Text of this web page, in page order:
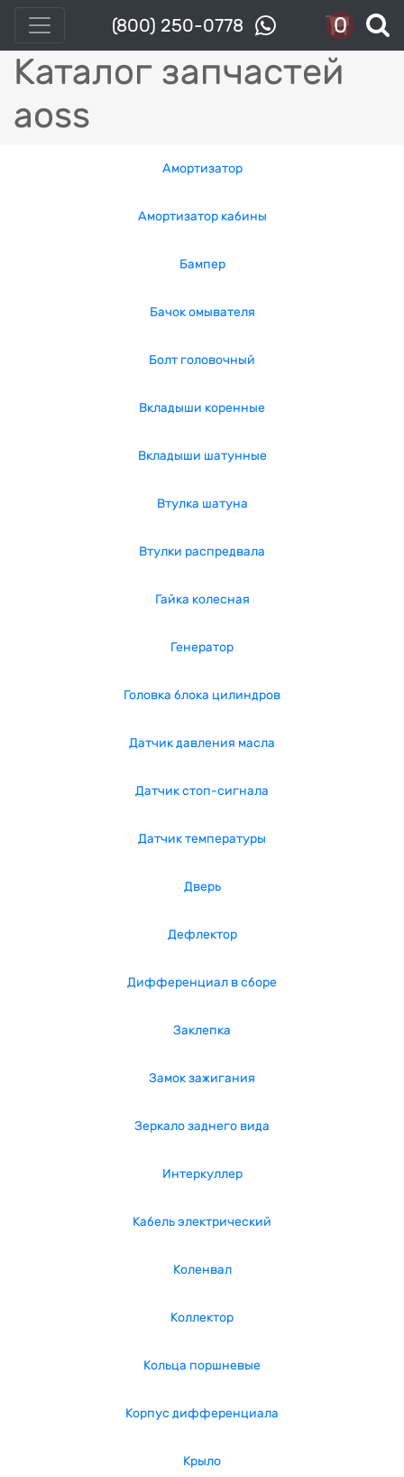
(800) 250-0778 0
Каталог запчастей
aoss
Амортизатор
Амортизатор кабины
Бампер
Бачок омывателя
Болт головочный
Вкладыши коренные
Вкладыши шатунные
Втулка шатуна
Втулки распредвала
Гайка колесная
Генератор
Головка блока цилиндров
Датчик давления масла
Датчик стоп-сигнала
Датчик температуры
Дверь
Дефлектор
Дифференциал в сборе
Заклепка
Замок зажигания
Зеркало заднего вида
Интеркуллер
Кабель электрический
Коленвал
Коллектор
Кольца поршневые
Корпус дифференциала
Крыло